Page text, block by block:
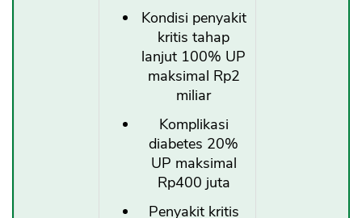
Kondisi penyakit
kritis tahap
lanjut 100% UP
maksimal Rp2
miliar
Komplikasi
diabetes 20%
UP maksimal
Rp400 juta
Penyakit kritis